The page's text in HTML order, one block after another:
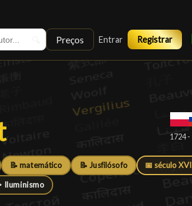
Preços Entrar Registrar
█ 1724 -
📝 matemático 📝 Jusfilósofo 📅 século
Iluminismo